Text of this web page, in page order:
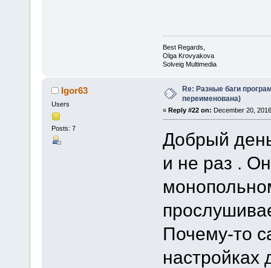
Best Regards,
Olga Krovyakova
Solveig Multimedia
Igor63
Users
Posts: 7
Re: Разные баги
переименована)
« Reply #22 on: December 20,
Добрый
и не раз .
Почему-то
настройках